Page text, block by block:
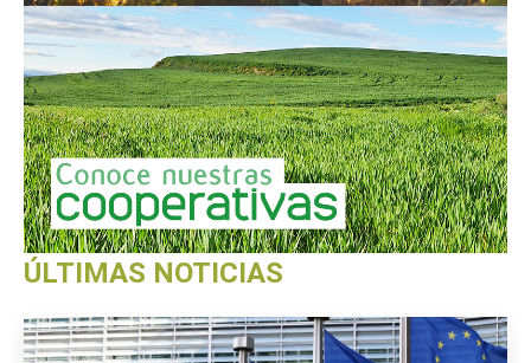
ÚLTIMAS NOTICIAS